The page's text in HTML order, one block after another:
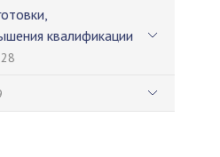
квалификации